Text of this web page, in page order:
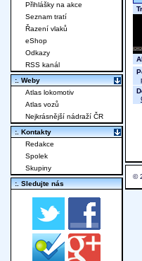
©
Přihlášky na akce
Seznam tratí
Řazení vlaků
eShop
Odkazy
RSS kanál
:. Weby
Atlas lokomotiv
Atlas vozů
Nejkrásnější nádraží ČR
:. Kontakty
Redakce
Spolek
Skupiny
:. Sledujte nás